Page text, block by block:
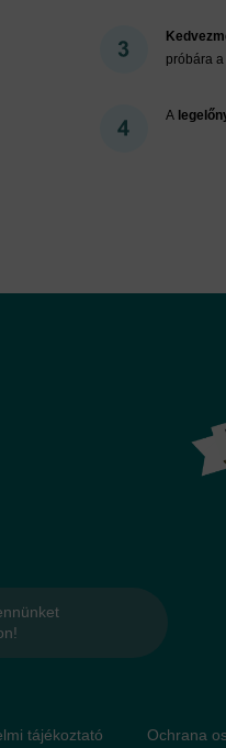
próbára
A
tájékoztató Ochrana